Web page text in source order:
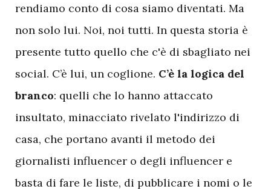
rendiamo conto di cosa siamo diventati. Ma
non solo lui. Noi, noi tutti. In questa storia è
presente tutto quello che c'è di sbagliato nei
social. C’è lui, un coglione. C’è la logica del
branco: quelli che lo hanno attaccato
insultato, minacciato rivelato l'indirizzo di
casa, che portano avanti il metodo dei
giornalisti influencer o degli influencer e
basta di fare le liste, di pubblicare i nomi o le